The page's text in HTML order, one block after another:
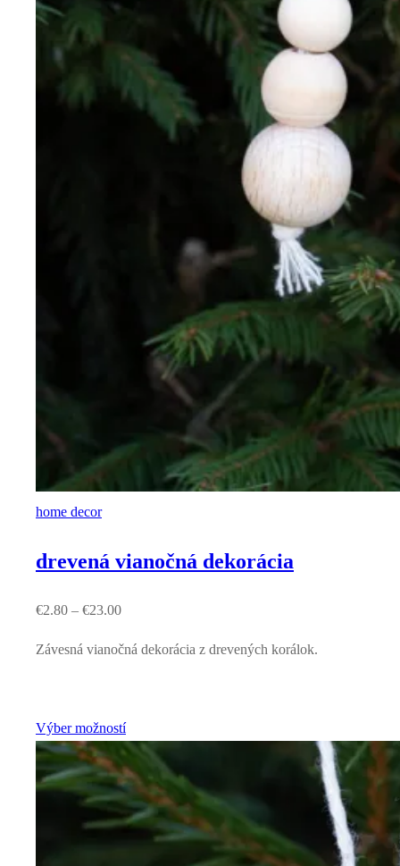
home decor
drevená vianočná dekorácia
€2.80 – €23.00
Závesná vianočná dekorácia z drevených korálok.
Výber možností